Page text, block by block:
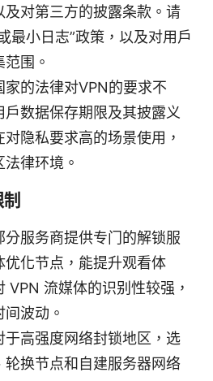
及对第三方的披露条款。请
最小日志”政策，以及对用户
围。
家的法律对VPN的要求不
户数据保存期限及其披露义
隐私要求高的场景使用，
律环境。
分服务商提供专门的解锁服
优化节点，能提升观看体
VPN 流媒体的识别性较强，
波动。
于高强度网络封锁地区，选
轮换节点和自建服务器网络